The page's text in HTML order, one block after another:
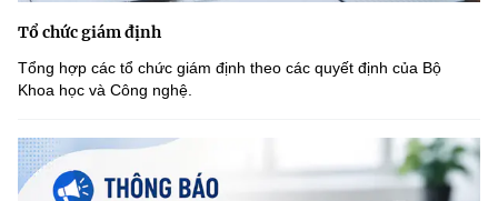
Tổ chức giám định
Tổng hợp các tổ chức giám định theo các quyết định của Bộ
Khoa học và Công nghệ.